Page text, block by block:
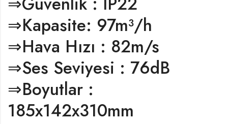
⇒Kapasite: 97m³/h
⇒Hava Hızı : 82m/s
⇒Ses Seviyesi : 76dB
⇒Boyutlar :
185x142x310mm